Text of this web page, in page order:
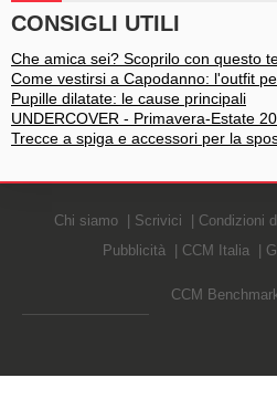
CONSIGLI UTILI
Che amica sei? Scoprilo con questo
Come vestirsi a Capodanno: l'outfit
Pupille dilatate: le cause principali
UNDERCOVER - Primavera-Estate
Trecce a spiga e accessori per la
Chi siamo Scrivici Condizioni
Pubblicità
CCM Italia
CCM